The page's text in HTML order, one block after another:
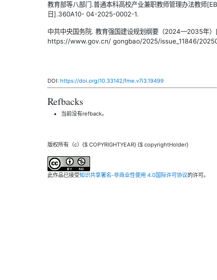
教育部等八部门.普通本科高校产业兼职教师管理办法教师
日].360A10- 04-2025-0002-1.
中共中央国务院. 教育强国建设规划纲要（2024—2035
https://www.gov.cn/ gongbao/2025/issue_11846/
DOI: https://doi.org/10.33142/fme.v7i3.19499
Refbacks
当前没有refback。
版权所有（c）{$ COPYRIGHTYEAR} {$ copyrightHolder}
此作品已接受知识共享署名-非商业性使用 4.0国际许可协议的许可。